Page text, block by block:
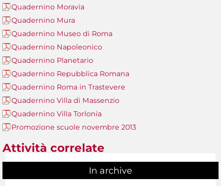
Quadernino Moravia
Quadernino Mura
Quadernino Museo di Roma
Quadernino Napoleonico
Quadernino Planetario
Quadernino Repubblica Romana
Quadernino Roma in Trastevere
Quadernino Villa di Massenzio
Quadernino Villa Torlonia
Promozione scuole novembre 2013
Attività correlate
In archive